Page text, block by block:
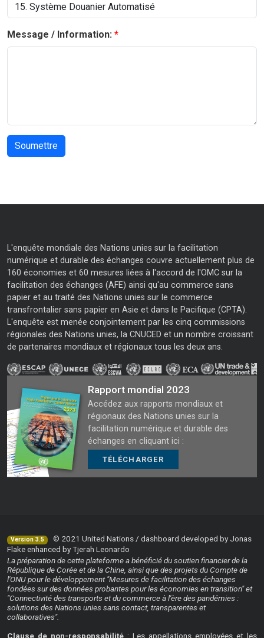
Message / Information:
L'enquête mondiale des Nations unies sur la facilitation
numérique et durable des échanges couvre actuellement plus de
160 économies et 60 mesures liées à l'accord de l'OMC sur la
facilitation des échanges (AFE) ainsi qu'au commerce sans
papier et au traité des Nations unies sur le commerce
transfrontalier sans papier en Asie et dans le Pacifique (CPTA).
L'enquête est menée conjointement par les cinq commissions
régionales des Nations unies, la CNUCED et un nombre croissant
de partenaires mondiaux et régionaux tous les deux ans.
Rapport mondial 2023
Accédez aux rapports mondiaux et
régionaux des Nations unies sur la
facilitation numérique et durable des
échanges en cliquant ici :
TÉLÉCHARGER
Version 3.5
© 2021 United Nations / dashboard developed by Jonas
Flake enhanced by Tjerah Leonardo
La préparation de cette plateforme a bénéficié du soutien financier de la
République de Corée et de la Chine, ainsi que des projets du Compte de
l'ONU pour le développement "Mesures de facilitation des échanges
fondées sur des données probantes pour les économies en transition" et
"Connectivité des transports et du commerce à l'ère des pandémies :
solutions des Nations unies sans contact, transparentes et
collaboratives".
Clause de non-responsabilité : Les appellations employées et les